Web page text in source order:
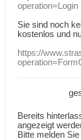
operation=Login
Sie sind noch
kostenlos und
https://
Bereits
angezeigt
Bitte melden